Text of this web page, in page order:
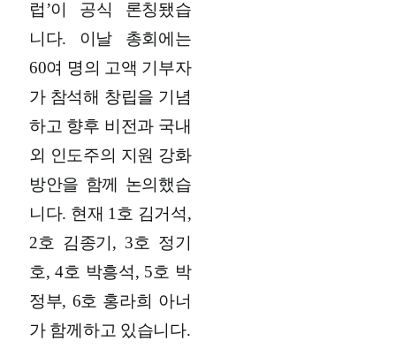
럽’이 공식 론칭됐습
니다. 이날 총회에는
60여 명의 고액 기부자
가 참석해 창립을 기념
하고 향후 비전과 국내
외 인도주의 지원 강화
방안을 함께 논의했습
니다. 현재 1호 김거석,
2호 김종기, 3호 정기
호, 4호 박흥석, 5호 박
정부, 6호 홍라희 아너
가 함께하고 있습니다.